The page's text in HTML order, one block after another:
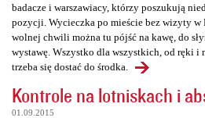
badacze i warszawiacy, którzy poszukują
pozycji. Wycieczka po mieście bez wizyty w
wolnej chwili można tu pójść na kawę, do
wystawę. Wszystko dla wszystkich, od ręki i
trzeba się dostać do środka.
Kontrole na lotniskach i
01.09.2015